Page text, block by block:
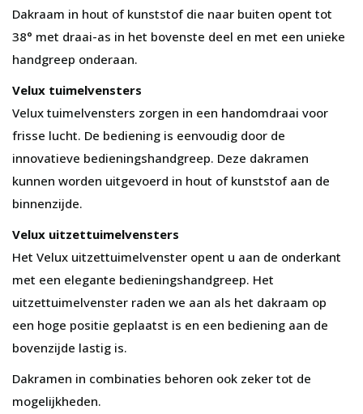
Dakraam in hout of kunststof die naar buiten opent tot
38° met draai-as in het bovenste deel en met een unieke
handgreep onderaan.
Velux tuimelvensters
Velux tuimelvensters zorgen in een handomdraai voor
frisse lucht. De bediening is eenvoudig door de
innovatieve bedieningshandgreep. Deze dakramen
kunnen worden uitgevoerd in hout of kunststof aan de
binnenzijde.
Velux uitzettuimelvensters
Het Velux uitzettuimelvenster opent u aan de onderkant
met een elegante bedieningshandgreep. Het
uitzettuimelvenster raden we aan als het dakraam op
een hoge positie geplaatst is en een bediening aan de
bovenzijde lastig is.
Dakramen in combinaties behoren ook zeker tot de
mogelijkheden.